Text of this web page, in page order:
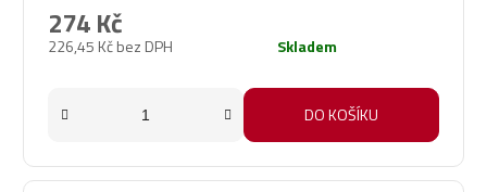
226,45 Kč bez DPH
274 Kč
Skladem
DO KOŠÍKU